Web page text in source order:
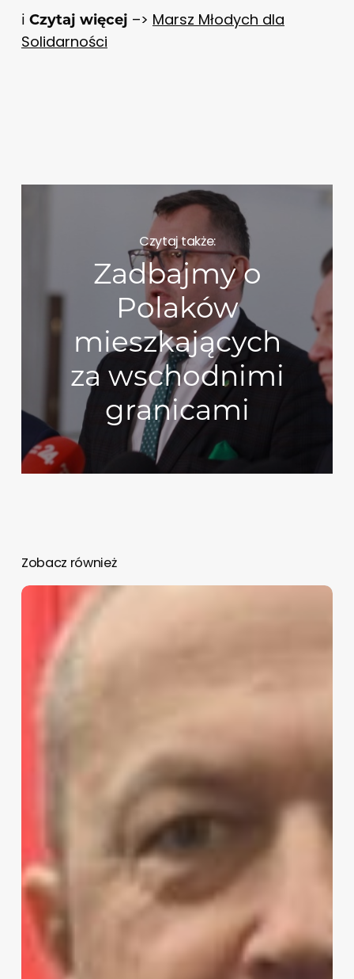
ℹ️ Czytaj więcej –> Marsz Młodych dla
Solidarności
Czytaj także:
Zadbajmy o
Polaków
mieszkających
za wschodnimi
granicami
Zobacz również